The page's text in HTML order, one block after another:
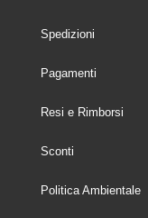
Spedizioni
Pagamenti
Resi e Rimborsi
Sconti
Politica Ambientale